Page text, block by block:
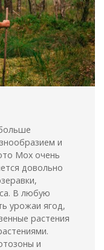
и
Мох очень
довольно
В любую
урожаи ягод,
растения
и